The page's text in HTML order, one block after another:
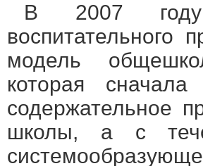
В 2007 году
воспитательного
модель
которая
содержательное
школы, а с